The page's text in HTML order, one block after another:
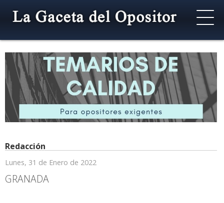
Redacción
Lunes, 31 de Enero de 2022
GRANADA